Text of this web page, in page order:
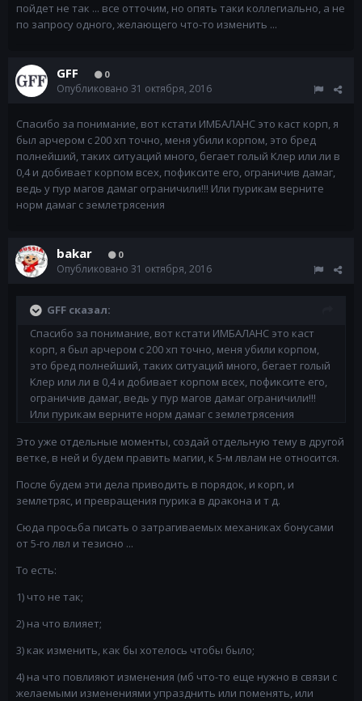
пойдет не так ... все отточим, но опять таки коллегиально, а не
по запросу одного, желающего что-то изменить ...
GFF 0
Опубликовано 31 октября, 2016
Спасибо за понимание, вот кстати ИМБАЛАНС это каст корп, я
был арчером с 200 хп точно, меня убили корпом, это бред
полнейший, таких ситуаций много, бегает голый Клер или ли в
0,4 и добивает корпом всех, пофиксите его, ограничив дамаг,
ведь у пур магов дамаг ограничили!!! Или пурикам верните
норм дамаг с землетрясения
bakar 0
Опубликовано 31 октября, 2016
GFF сказал:
Спасибо за понимание, вот кстати ИМБАЛАНС это каст
корп, я был арчером с 200 хп точно, меня убили корпом,
это бред полнейший, таких ситуаций много, бегает голый
Клер или ли в 0,4 и добивает корпом всех, пофиксите его,
ограничив дамаг, ведь у пур магов дамаг ограничили!!!
Или пурикам верните норм дамаг с землетрясения
Это уже отдельные моменты, создай отдельную тему в другой
ветке, в ней и будем править магии, к 5-м лвлам не относится.
После будем эти дела приводить в порядок, и корп, и
землетряс, и превращения пурика в дракона и т д.
Сюда просьба писать о затрагиваемых механиках бонусами
от 5-го лвл и тезисно ...
То есть:
1) что не так;
2) на что влияет;
3) как изменить, как бы хотелось чтобы было;
4) на что повлияют изменения (мб что-то еще нужно в связи с
желаемыми изменениями упразднить или поменять, или